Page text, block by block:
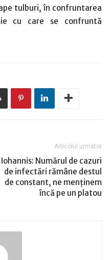
tulburi, în confruntarea
cu care se confruntă
Articolul următor
Iohannis: Numărul de cazuri
de infectări rămâne destul
de constant, ne menţinem
încă pe un platou